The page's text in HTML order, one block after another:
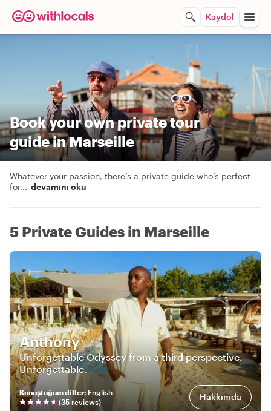
Kaydol
Book your own private tour
guide in Marseille
Whatever your passion, there’s a private guide who’s perfect
for... devamını oku
5 Private Guides in Marseille
Anthony
Unforgettable Odyssey from a third perspective.
Unforgettable.
Konuştuğum diller: English
(35 reviews) Hakkımda